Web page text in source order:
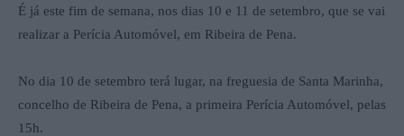
É já este fim de semana, nos dias 10 e 11 de setembro, que se vai
realizar a Perícia Automóvel, em Ribeira de Pena.
No dia 10 de setembro terá lugar, na freguesia de Santa Marinha,
concelho de Ribeira de Pena, a primeira Perícia Automóvel, pelas
15h.